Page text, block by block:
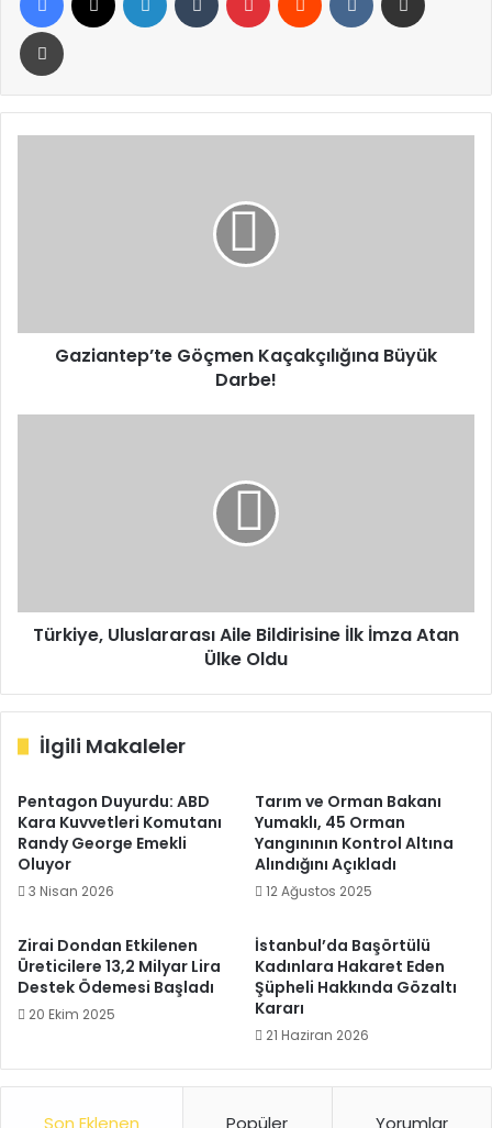
Yazdır
Gaziantep’te Göçmen Kaçakçılığına Büyük
Darbe!
Oldu
Türkiye, Uluslararası Aile Bildirisine İlk İmza Atan
Ülke Oldu
İlgili Makaleler
Pentagon Duyurdu: ABD
Kara Kuvvetleri Komutanı
Randy George Emekli
Oluyor
3 Nisan 2026
Tarım ve Orman Bakanı
Yumaklı, 45 Orman
Yangınının Kontrol Altına
Alındığını Açıkladı
12 Ağustos 2025
Zirai Dondan Etkilenen
Üreticilere 13,2 Milyar Lira
Destek Ödemesi Başladı
20 Ekim 2025
İstanbul’da Başörtülü
Kadınlara Hakaret Eden
Şüpheli Hakkında Gözaltı
Kararı
21 Haziran 2026
Son Eklenen Popüler Yorumlar